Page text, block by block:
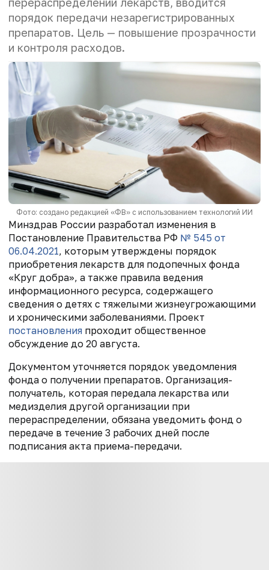
перераспределении лекарств, вводится
порядок передачи незарегистрированных
препаратов. Цель — повышение прозрачности
и контроля расходов.
Фото: создано редакцией «ФВ» с использованием технологий ИИ
Минздрав России разработал изменения в
Постановление Правительства РФ № 545 от
06.04.2021, которым утверждены порядок
приобретения лекарств для подопечных фонда
«Круг добра», а также правила ведения
информационного ресурса, содержащего
сведения о детях с тяжелыми жизнеугрожающими
и хроническими заболеваниями. Проект
постановления проходит общественное
обсуждение до 20 августа.
Документом уточняется порядок уведомления
фонда о получении препаратов. Организация-
получатель, которая передала лекарства или
медизделия другой организации при
перераспределении, обязана уведомить фонд о
передаче в течение 3 рабочих дней после
подписания акта приема-передачи.